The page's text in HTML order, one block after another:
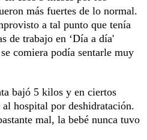
más fuertes de lo normal.
a tal punto que tenía
de trabajo en ‘Día a día'
comiera podía sentarle muy
bajó 5 kilos y en ciertos
hospital por deshidratación.
mal, la bebé nunca tuvo